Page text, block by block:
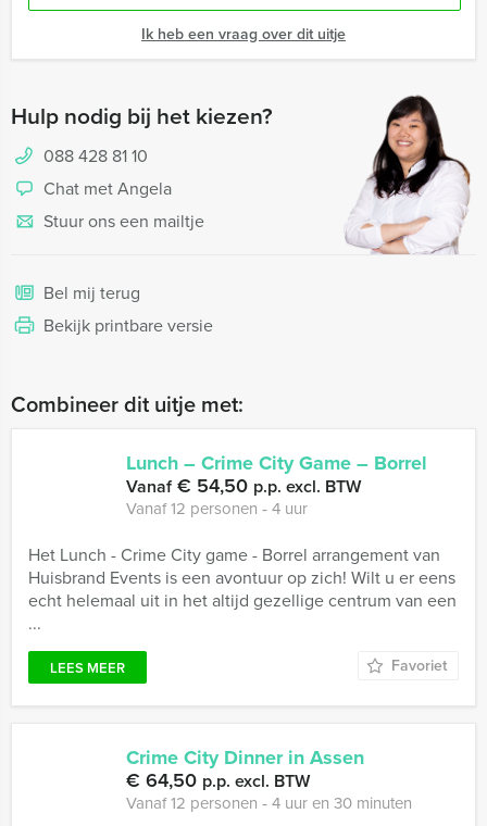
Ik heb een vraag over dit uitje
Hulp nodig bij het kiezen?
088 428 81 10
Chat met Angela
Stuur ons een mailtje
Bel mij terug
Bekijk printbare versie
Combineer dit uitje met:
Lunch – Crime City Game – Borrel
Vanaf€ 54,50 p.p. excl. BTW
Vanaf 12 personen ‐ 4 uur
Het Lunch - Crime City game - Borrel arrangement van
Huisbrand Events is een avontuur op zich! Wilt u er eens
echt helemaal uit in het altijd gezellige centrum van een
...
LEES MEER Favoriet
Crime City Dinner in Assen
€ 64,50 p.p. excl. BTW
Vanaf 12 personen ‐ 4 uur en 30 minuten